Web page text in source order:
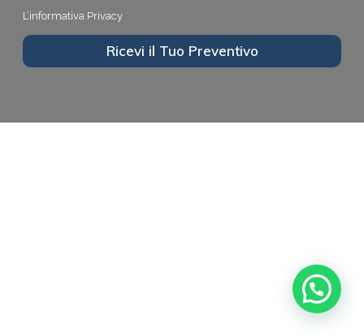
L’informativa Privacy
Ricevi il Tuo Preventivo